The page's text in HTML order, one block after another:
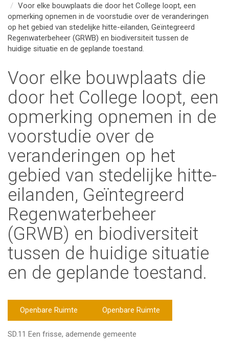
Voor elke bouwplaats die door het College loopt, een
opmerking opnemen in de voorstudie over de veranderingen
op het gebied van stedelijke hitte-eilanden, Geïntegreerd
Regenwaterbeheer (GRWB) en biodiversiteit tussen de
huidige situatie en de geplande toestand.
Voor elke bouwplaats die
door het College loopt, een
opmerking opnemen in de
voorstudie over de
veranderingen op het
gebied van stedelijke hitte-
eilanden, Geïntegreerd
Regenwaterbeheer
(GRWB) en biodiversiteit
tussen de huidige situatie
en de geplande toestand.
Openbare Ruimte Openbare Ruimte
SD.11 Een frisse, ademende gemeente